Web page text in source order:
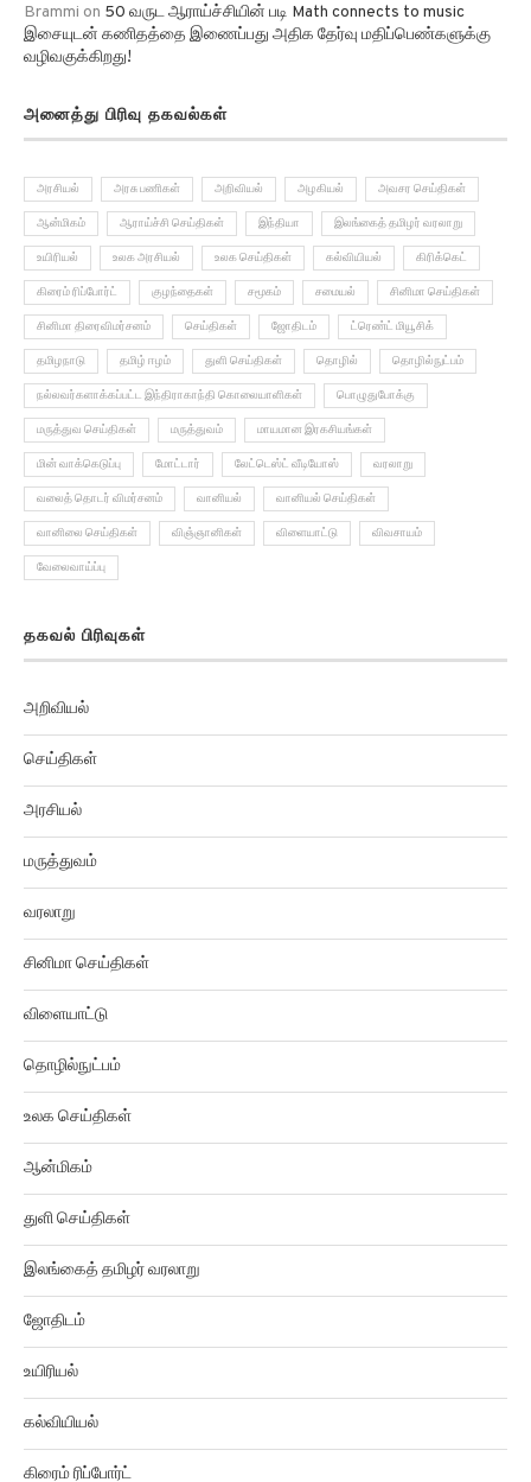
Brammion50 வருட ஆராய்ச்சியின் படி Math connects to music
இசையுடன் கணிதத்தை இணைப்பது அதிக தேர்வு மதிப்பெண்களுக்கு
அனைத்து பிரிவு தகவல்கள்
அரசியல் அரசு பணிகள் அறிவியல் அழகியல் அவசர செய்திகள்
ஆன்மிகம் ஆராய்ச்சி செய்திகள் இந்தியா இலங்கைத் தமிழர் வரலாறு
உயிரியல் உலக அரசியல் உலக செய்திகள் கல்வியியல் கிரிக்கெட்
கிரைம் ரிப்போர்ட் குழந்தைகள் சமூகம் சமையல் சினிமா செய்திகள்
சினிமா திரைவிமர்சனம் செய்திகள் ஜோதிடம் ட்ரெண்ட் மியூசிக்
தமிழநாடு தமிழ் ஈழம் துளி செய்திகள் தொழில் தொழில்நுட்பம்
நல்லவர்களாக்கப்பட்ட இந்திராகாந்தி கொலையாளிகள் பொழுதுபோக்கு
மருத்துவ செய்திகள் மருத்துவம் மாயமான இரகசியங்கள்
மின் வாக்கெடுப்பு மோட்டார் லேட்டெஸ்ட் வீடியோஸ் வரலாறு
வலைத் தொடர் விமர்சனம் வானியல் வானியல் செய்திகள்
வானிலை செய்திகள்
தகவல் பிரிவுகள்
அறிவியல்
செய்திகள்
அரசியல்
மருத்துவம்
வரலாறு
சினிமா செய்திகள்
விளையாட்டு
தொழில்நுட்பம்
உலக செய்திகள்
ஆன்மிகம்
துளி செய்திகள்
இலங்கைத் தமிழர் வரலாறு
ஜோதிடம்
உயிரியல்
கல்வியியல்